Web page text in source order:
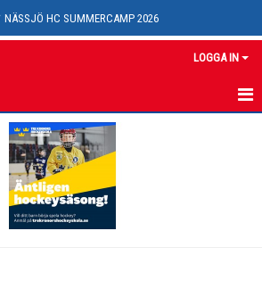
NÄSSJÖ HC SUMMERCAMP 2026
LOGGA IN